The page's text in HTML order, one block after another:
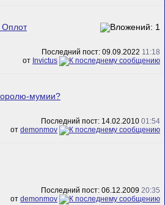
Оплот
Последний пост: 09.09.2022 11:18
от Invictus
мумии?
Последний пост: 14.02.2010 01:54
от demonmov
Последний пост: 06.12.2009 20:35
от demonmov